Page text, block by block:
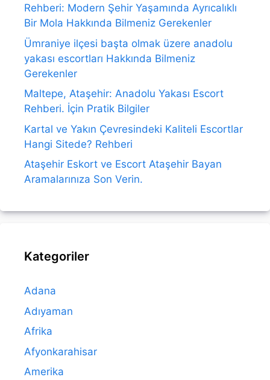
Rehberi: Modern Şehir Yaşamında Ayrıcalıklı
Bir Mola Hakkında Bilmeniz Gerekenler
Ümraniye ilçesi başta olmak üzere anadolu
yakası escortları Hakkında Bilmeniz
Gerekenler
Maltepe, Ataşehir: Anadolu Yakası Escort
Rehberi. İçin Pratik Bilgiler
Kartal ve Yakın Çevresindeki Kaliteli Escortlar
Hangi Sitede? Rehberi
Ataşehir Eskort ve Escort Ataşehir Bayan
Aramalarınıza Son Verin.
Kategoriler
Adana
Adıyaman
Afrika
Afyonkarahisar
Amerika